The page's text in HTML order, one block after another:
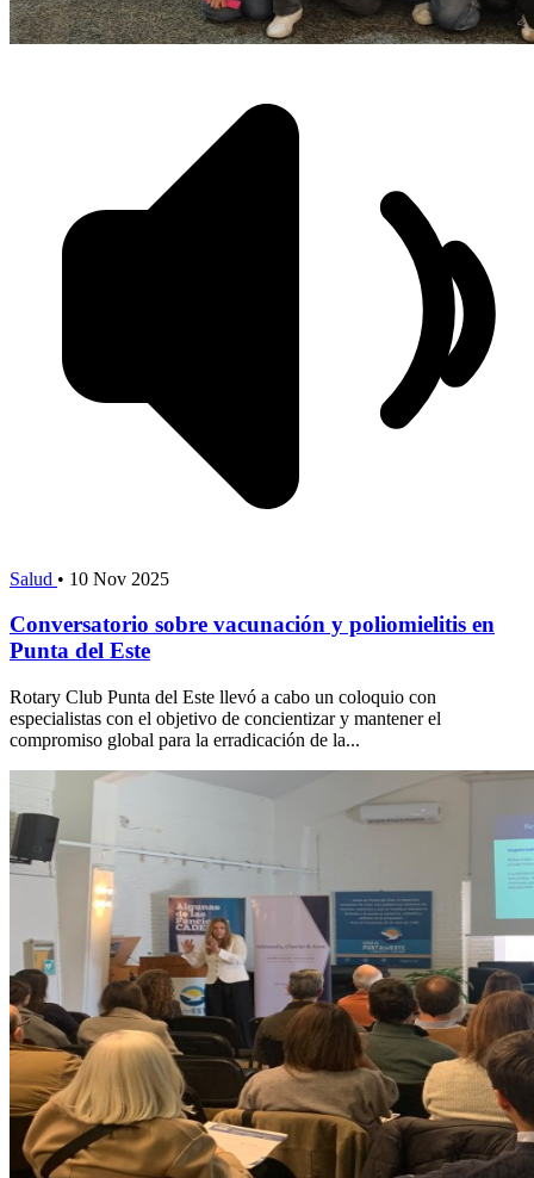
Salud • 10 Nov 2025
Conversatorio sobre vacunación y poliomielitis en
Punta del Este
Rotary Club Punta del Este llevó a cabo un coloquio con
especialistas con el objetivo de concientizar y mantener el
compromiso global para la erradicación de la...